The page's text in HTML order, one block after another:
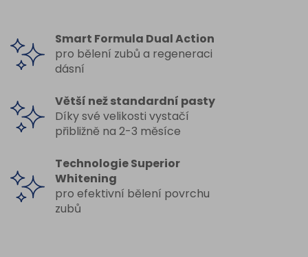
Smart Formula Dual Action
pro bělení zubů a regeneraci
dásní
Větší než standardní pasty
Díky své velikosti vystačí
přibližně na 2-3 měsíce
Technologie Superior
Whitening
pro efektivní bělení povrchu
zubů